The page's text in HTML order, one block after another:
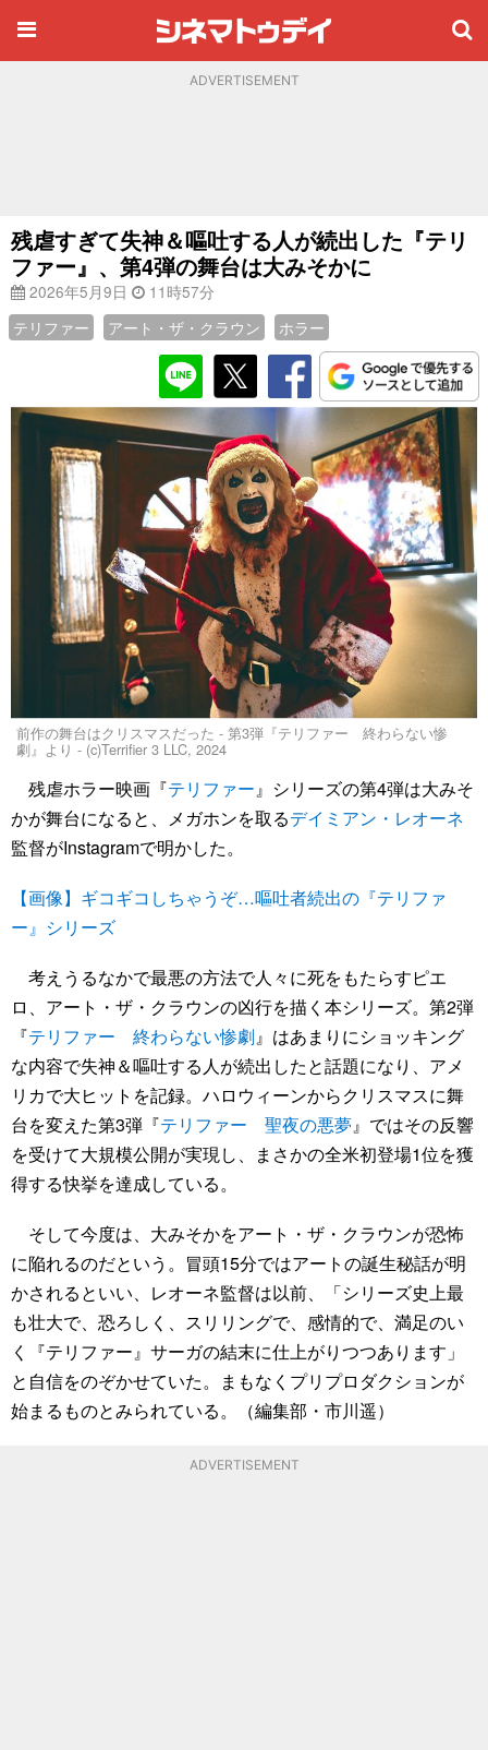
ADVERTISEMENT
残虐すぎて失神＆嘔吐する人が続出した『テリ
ファー』、第4弾の舞台は大みそかに
2026年5月9日
11時57分
テリファー
アート・ザ・クラウン ホラー
前作の舞台はクリスマスだった - 第3弾『テリファー 終わらない惨
劇』より - (c)Terrifier 3 LLC, 2024
残虐ホラー映画『テリファー 』シリーズの第4弾は大みそ
かが舞台になると、メガホンを取るデイミアン・レオーネ
監督がInstagramで明かした。
【画像】ギコギコしちゃうぞ…嘔吐者続出の『テリファ
ー』シリーズ
考えうるなかで最悪の方法で人々に死をもたらすピエ
ロ、アート・ザ・クラウンの凶行を描く本シリーズ。第2弾
『テリファー 終わらない惨劇』はあまりにショッキング
な内容で失神＆嘔吐する人が続出したと話題になり、アメ
リカで大ヒットを記録。ハロウィーンからクリスマスに舞
台を変えた第3弾『テリファー 聖夜の悪夢』ではその反響
を受けて大規模公開が実現し、まさかの全米初登場1位を獲
得する快挙を達成している。
そして今度は、大みそかをアート・ザ・クラウンが恐怖
に陥れるのだという。冒頭15分ではアートの誕生秘話が明
かされるといい、レオーネ監督は以前、「シリーズ史上最
も壮大で、恐ろしく、スリリングで、感情的で、満足のい
く『テリファー』サーガの結末に仕上がりつつあります」
と自信をのぞかせていた。まもなくプリプロダクションが
始まるものとみられている。（編集部・市川遥）
ADVERTISEMENT